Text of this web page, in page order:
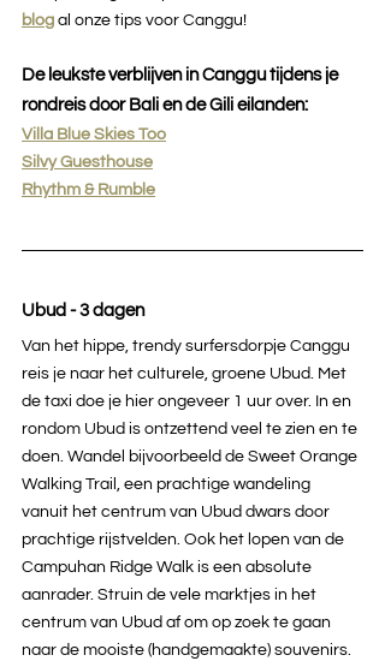
blog al onze tips voor Canggu!
De leukste verblijven in Canggu tijdens je
rondreis door Bali en de Gili eilanden:
Villa Blue Skies Too
Silvy Guesthouse
Rhythm & Rumble
Ubud - 3 dagen
Van het hippe, trendy surfersdorpje Canggu
reis je naar het culturele, groene Ubud. Met
de taxi doe je hier ongeveer 1 uur over. In en
rondom Ubud is ontzettend veel te zien en te
doen. Wandel bijvoorbeeld de Sweet Orange
Walking Trail, een prachtige wandeling
vanuit het centrum van Ubud dwars door
prachtige rijstvelden. Ook het lopen van de
Campuhan Ridge Walk is een absolute
aanrader. Struin de vele marktjes in het
centrum van Ubud af om op zoek te gaan
naar de mooiste (handgemaakte) souvenirs.